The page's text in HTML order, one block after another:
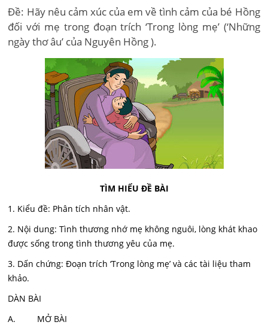
Đề: Hãy nêu cảm xúc của em về tình cảm của bé Hồng
đối với mẹ trong đoạn trích ‘Trong lòng mẹ’ (‘Những
ngày thơ âu’ của Nguyên Hồng ).
TÌM HIỂU ĐỀ BÀI
1. Kiểu đề: Phân tích nhân vật.
2. Nội dung: Tình thương nhớ mẹ không nguôi, lòng khát khao
được sống trong tình thương yêu của mẹ.
3. Dấn chứng: Đoạn trích ‘Trong lòng mẹ’ và các tài liệu tham
khảo.
DÀN BÀI
A. MỞ BÀI